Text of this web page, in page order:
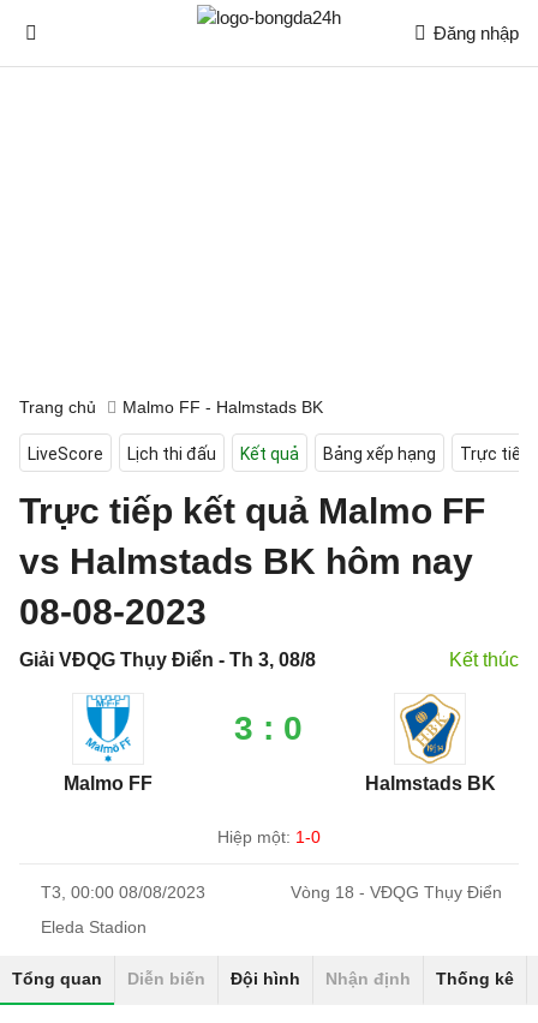
Đăng nhập
Trang chủ Malmo FF - Halmstads BK
LiveScore Lịch thi đấu Kết quả Bảng xếp hạng Trực tiếp
Trực tiếp kết quả Malmo FF
vs Halmstads BK hôm nay
08-08-2023
Giải VĐQG Thụy Điển - Th 3, 08/8 Kết thúc
Malmo FF
3 : 0
Halmstads BK
Hiệp một: 1-0
T3, 00:00 08/08/2023
Vòng 18 - VĐQG Thụy Điển
Eleda Stadion
Tổng quan Diễn biến Đội hình Nhận định Thống kê